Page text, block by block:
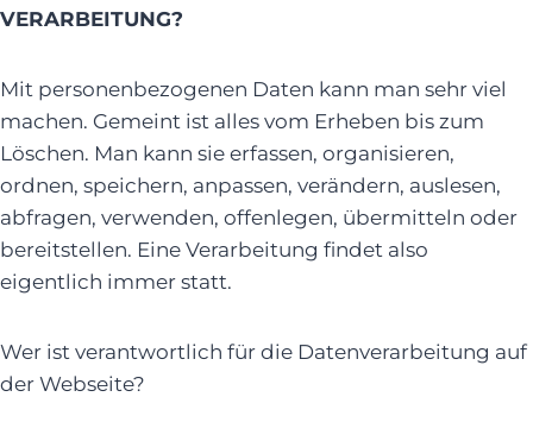
VERARBEITUNG?
Mit personenbezogenen Daten kann man sehr viel
machen. Gemeint ist alles vom Erheben bis zum
Löschen. Man kann sie erfassen, organisieren,
ordnen, speichern, anpassen, verändern, auslesen,
abfragen, verwenden, offenlegen, übermitteln oder
bereitstellen. Eine Verarbeitung findet also
eigentlich immer statt.
Wer ist verantwortlich für die Datenverarbeitung auf
der Webseite?